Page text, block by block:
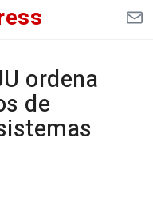
ordena
de